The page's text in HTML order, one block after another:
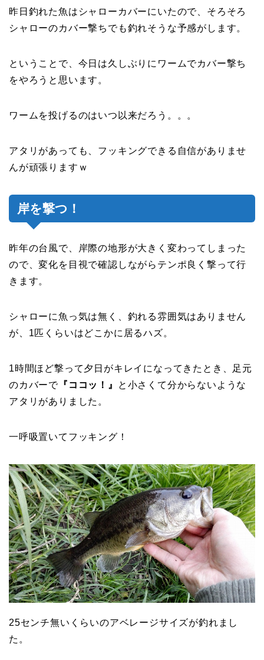
昨日釣れた魚はシャローカバーにいたので、そろそろ
シャローのカバー撃ちでも釣れそうな予感がします。
ということで、今日は久しぶりにワームでカバー撃ち
をやろうと思います。
ワームを投げるのはいつ以来だろう。。。
アタリがあっても、フッキングできる自信がありませ
んが頑張りますｗ
岸を撃つ！
昨年の台風で、岸際の地形が大きく変わってしまった
ので、変化を目視で確認しながらテンポ良く撃って行
きます。
シャローに魚っ気は無く、釣れる雰囲気はありません
が、1匹くらいはどこかに居るハズ。
1時間ほど撃って夕日がキレイになってきたとき、足元
のカバーで 『ココッ！』
と小さくて分からないような
アタリがありました。
一呼吸置いてフッキング！
25センチ無いくらいのアベレージサイズが釣れまし
た。